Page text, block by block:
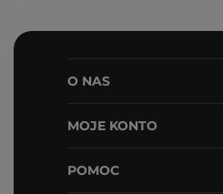
O NAS
MOJE KONTO
POMOC